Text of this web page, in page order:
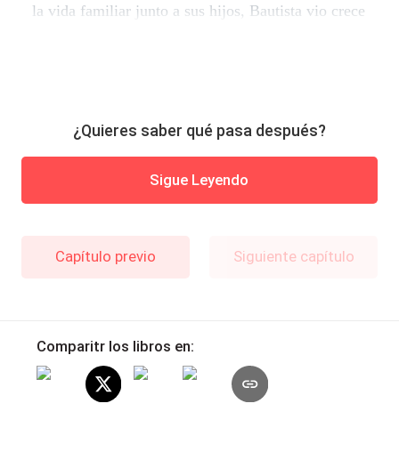
la vida familiar junto a sus hijos, Bautista vio crece
¿Quieres saber qué pasa después?
Sigue Leyendo
Capítulo previo Siguiente capítulo
Comparitr los libros en: